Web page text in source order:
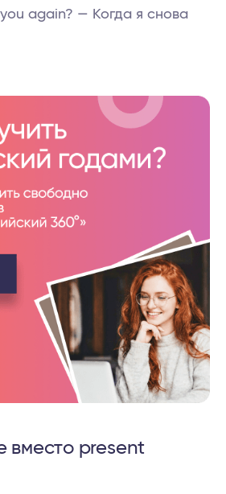
you again? — Когда я снова
вместо present